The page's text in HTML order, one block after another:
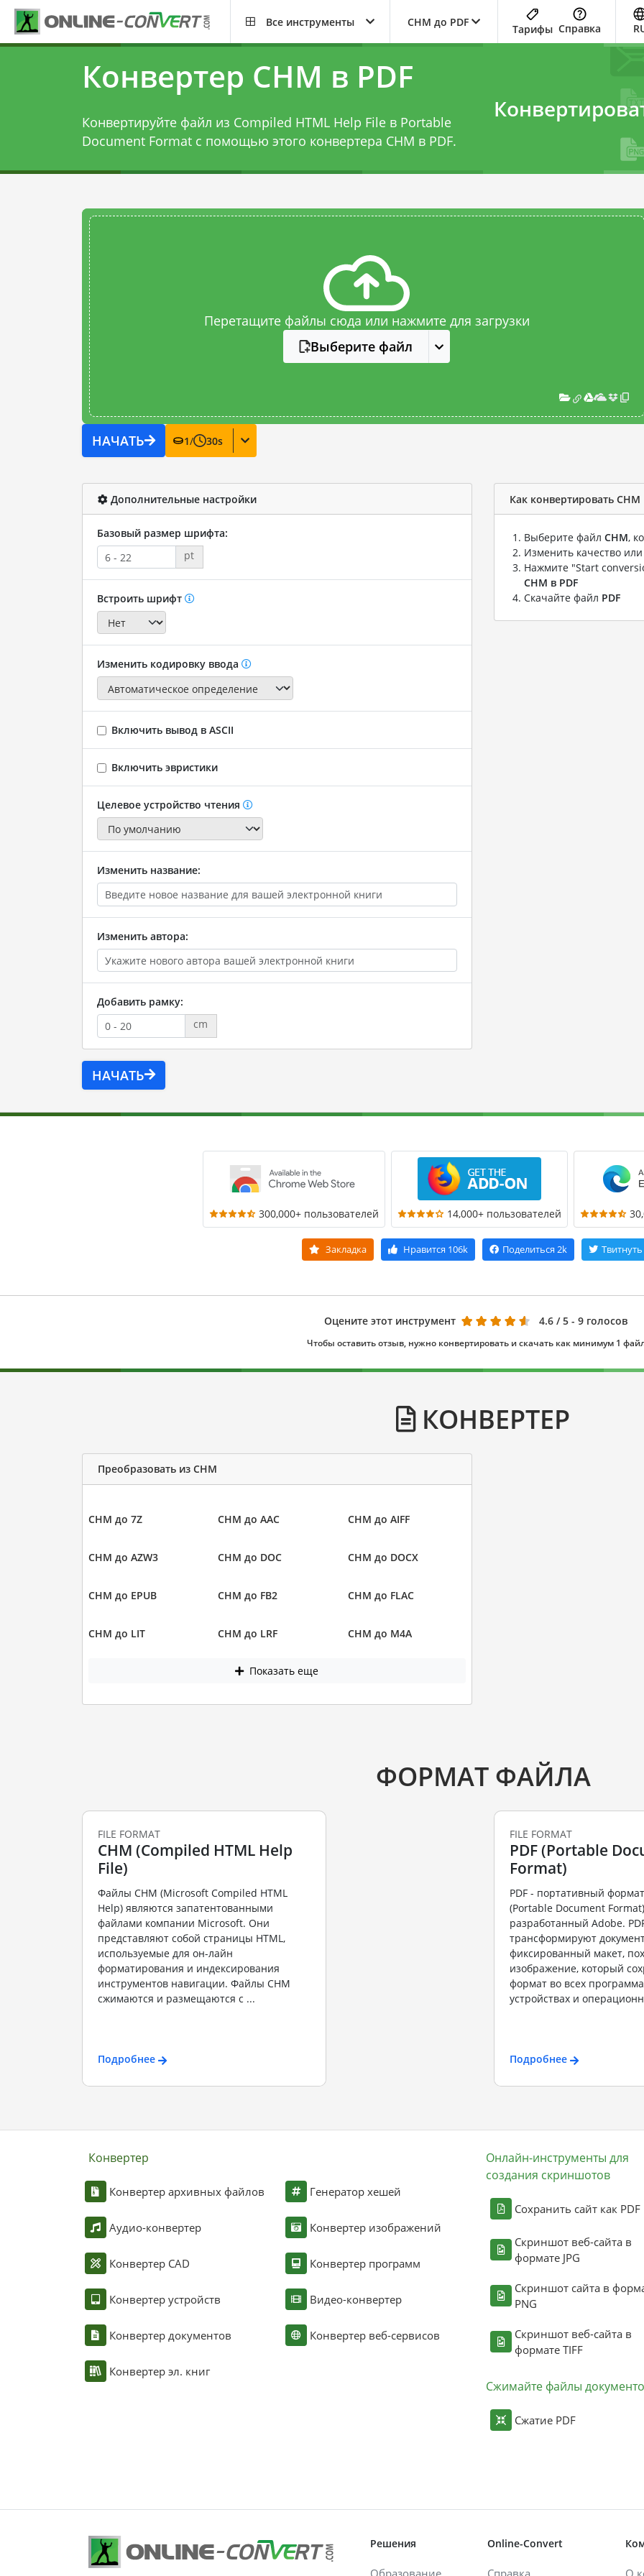
Все инструменты CHM до PDF
Тарифы Справка
Конвертер CHM в PDF
Конвертируйте файл из Compiled HTML Help File в Portable
Document Format с помощью этого конвертера CHM в PDF.
Перетащите файлы сюда или нажмите для загрузки
Выберите файл
НАЧАТЬ 1/ 30s
Дополнительные настройки
Базовый размер шрифта:
pt
Встроить шрифт
Изменить кодировку ввода
Включить вывод в ASCII
Включить эвристики
Целевое устройство чтения
Изменить название:
Изменить автора:
Добавить рамку:
cm
НАЧАТЬ
Как конвертировать CHM
Выберите файл CHM,
Изменить качество
Нажмите "Start
CHM в PDF
Скачайте файл PDF
300,000+ пользователей 14,000+ пользователей
Закладка Нравится 106k Поделиться 2k Твитнуть
Оцените этот инструмент 4.6 / 5 - 9 голосов
Чтобы оставить отзыв, нужно конвертировать и скачать как минимум 1
КОНВЕРТЕР
Преобразовать из CHM
CHM до 7Z CHM до AAC CHM до AIFF
CHM до AZW3 CHM до DOC CHM до DOCX
CHM до EPUB CHM до FB2 CHM до FLAC
CHM до LIT CHM до LRF CHM до M4A
Показать еще
ФОРМАТ ФАЙЛА
FILE FORMAT
CHM (Compiled HTML Help
File)
Файлы CHM (Microsoft Compiled HTML
Help) являются запатентованными
файлами компании Microsoft. Они
представляют собой страницы HTML,
используемые для он-лайн
форматирования и индексирования
инструментов навигации. Файлы CHM
сжимаются и размещаются с ...
Подробнее
FILE FORMAT
PDF (Portable
Format)
PDF - портативный
(Portable Document
разработанный Adobe.
трансформируют
фиксированный макет,
изображение, который
формат во всех
устройствах и
Подробнее
Конвертер
Конвертер архивных файлов
Аудио-конвертер
Конвертер CAD
Конвертер устройств
Конвертер документов
Конвертер эл. книг
Генератор хешей
Конвертер изображений
Конвертер программ
Видео-конвертер
Конвертер веб-сервисов
Онлайн-инструменты для
создания скриншотов
Сохранить сайт как PDF
Скриншот веб-сайта в
формате JPG
Скриншот сайта в
PNG
Скриншот веб-сайта в
формате TIFF
Сжимайте файлы
Сжатие PDF
Решения
Образование
Online-Convert
Справка О